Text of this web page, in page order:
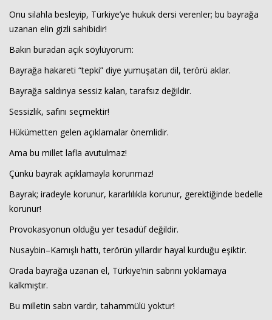
Onu silahla besleyip, Türkiye’ye hukuk dersi verenler; bu bayrağa
uzanan elin gizli sahibidir!
Bakın buradan açık söylüyorum:
Bayrağa hakareti “tepki” diye yumuşatan dil, terörü aklar.
Bayrağa saldırıya sessiz kalan, tarafsız değildir.
Sessizlik, safını seçmektir!
Hükümetten gelen açıklamalar önemlidir.
Ama bu millet lafla avutulmaz!
Çünkü bayrak açıklamayla korunmaz!
Bayrak; iradeyle korunur, kararlılıkla korunur, gerektiğinde bedelle
korunur!
Provokasyonun olduğu yer tesadüf değildir.
Nusaybin–Kamışlı hattı, terörün yıllardır hayal kurduğu eşiktir.
Orada bayrağa uzanan el, Türkiye’nin sabrını yoklamaya
kalkmıştır.
Bu milletin sabrı vardır, tahammülü yoktur!